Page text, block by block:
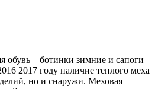
обувь – ботинки зимние и сапоги
2017 году наличие теплого меха
но и снаружи. Меховая